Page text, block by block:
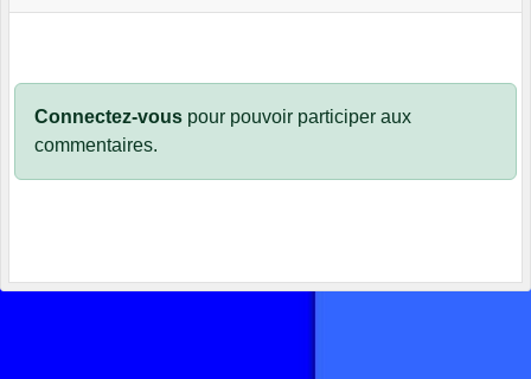
Connectez-vous pour pouvoir participer aux
commentaires.